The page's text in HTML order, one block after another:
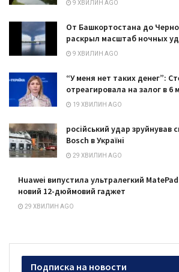
9 ХВИЛИН AGO
От Башкортостана до
раскрыл масштаб ночных
9 ХВИЛИН AGO
“У меня нет таких денег”:
отреагировала на залог в 6
19 ХВИЛИН AGO
російський удар зруйнував
Bosch в Україні
29 ХВИЛИН AGO
Huawei випустила ультралегкий
новий 12-дюймовий гаджет
29 ХВИЛИН AGO
Подписка на новости